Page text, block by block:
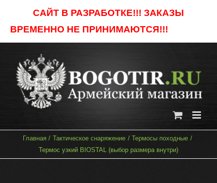
САЙТ В РАЗРАБОТКЕ!!! ЗАКАЗЫ
ВРЕМЕННО НЕ ПРИНИМАЮТСЯ!!!
content
Главная Тактическое снаряжение
Термосы походные
Термос узкий BIOSTAL (выбор размера внутри)